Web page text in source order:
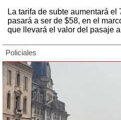
La tarifa de subte aumentará el
pasará a ser de $58, en el
que llevará el valor del pasaje
Policiales